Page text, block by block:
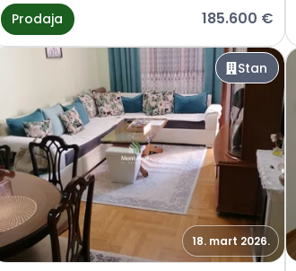
Prodaja 185.600 €
Stan
18. mart 2026.